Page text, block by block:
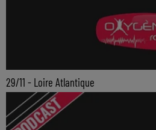
29/11 - Loire Atlantique